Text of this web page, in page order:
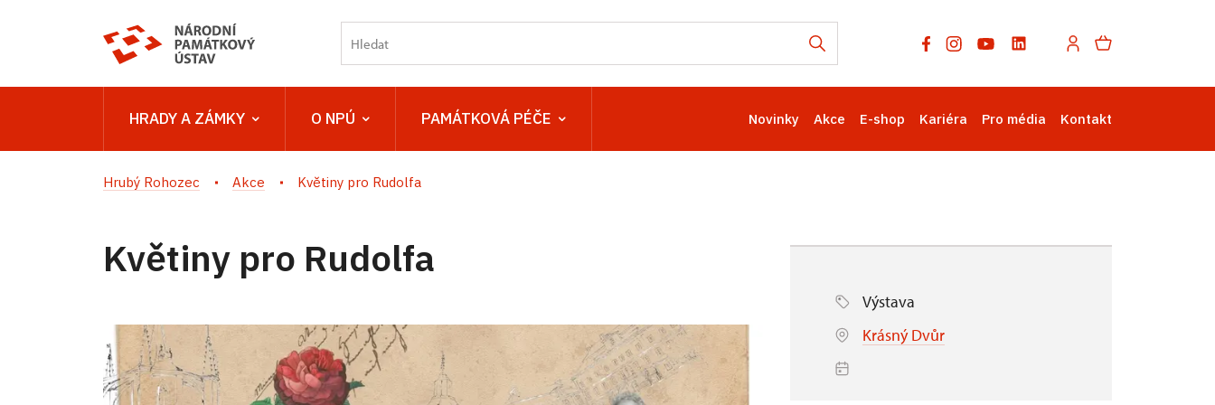
HRADY A ZÁMKY O NPÚ PAMÁTKOVÁ PÉČE Novinky Akce E-shop Kariéra Pro média Kontakt
Hrubý Rohozec Akce Květiny pro Rudolfa
Květiny pro Rudolfa
Výstava
Krásný Dvůr